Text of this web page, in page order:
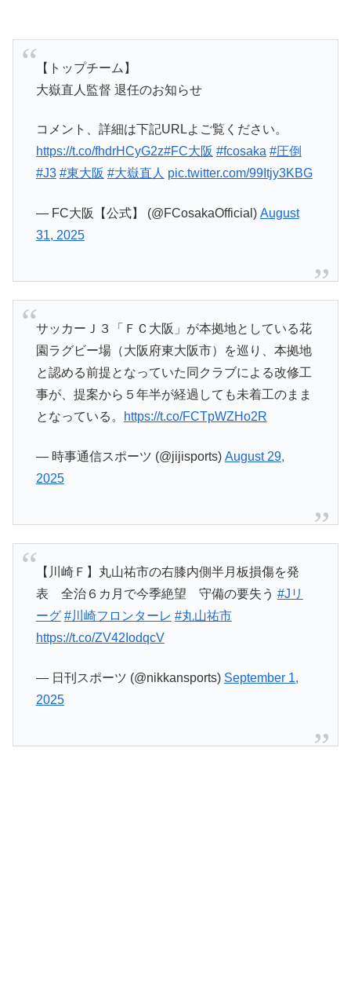
【トップチーム】
大嶽直人監督 退任のお知らせ
コメント、詳細は下記URLよご覧ください。
https://t.co/fhdrHCyG2z#FC大阪 #fcosaka #圧倒
#J3 #東大阪 #大嶽直人 pic.twitter.com/99Itjy3KBG
— FC大阪【公式】 (@FCosakaOfficial) August
31, 2025
サッカーＪ３「ＦＣ大阪」が本拠地としている花
園ラグビー場（大阪府東大阪市）を巡り、本拠地
と認める前提となっていた同クラブによる改修工
事が、提案から５年半が経過しても未着工のまま
となっている。
https://t.co/FCTpWZHo2R
— 時事通信スポーツ (@jijisports) August 29,
2025
【川崎Ｆ】丸山祐市の右膝内側半月板損傷を発
表 全治６カ月で今季絶望 守備の要失う #Jリ
ーグ #川崎フロンターレ #丸山祐市
https://t.co/ZV42IodqcV
— 日刊スポーツ (@nikkansports) September 1,
2025